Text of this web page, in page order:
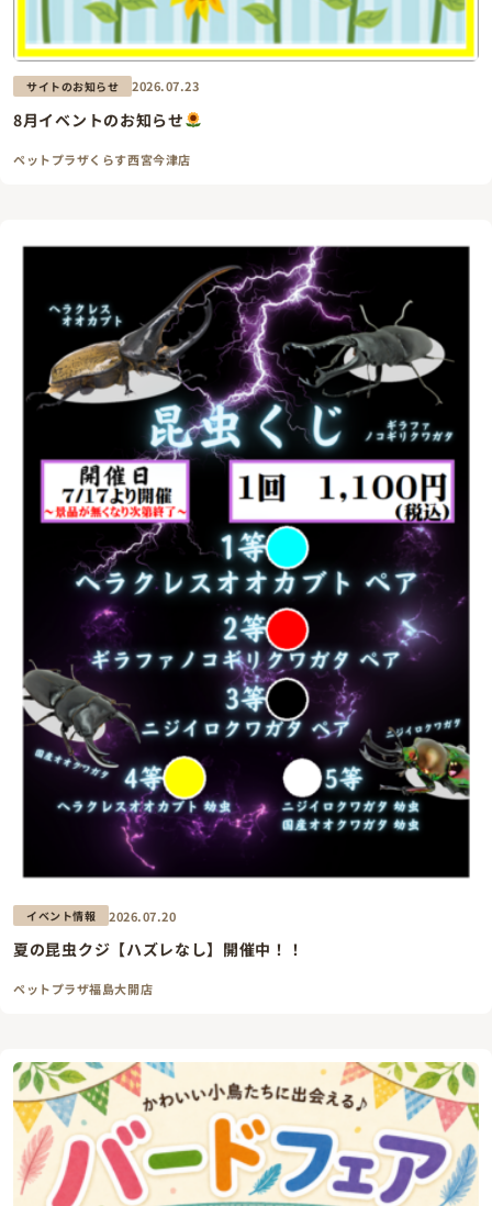
サイトのお知らせ 2026.07.23
8月イベントのお知らせ
ペットプラザくらす西宮今津店
イベント情報 2026.07.20
夏の昆虫クジ【ハズレなし】開催中！！
ペットプラザ福島大開店